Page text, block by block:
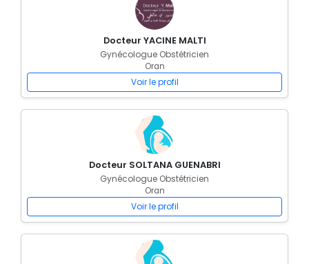
Docteur YACINE MALTI
Gynécologue Obstétricien
Oran
Voir le profil
Docteur SOLTANA GUENABRI
Gynécologue Obstétricien
Oran
Voir le profil